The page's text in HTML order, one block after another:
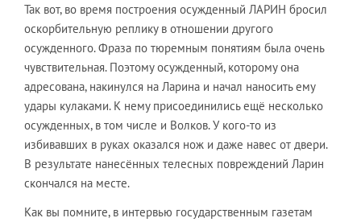
Так вот, во время построения осужденный ЛАРИН бросил
оскорбительную реплику в отношении другого
осужденного. Фраза по тюремным понятиям была очень
чувствительная. Поэтому осужденный, которому она
адресована, накинулся на Ларина и начал наносить ему
удары кулаками. К нему присоединились ещё несколько
осужденных, в том числе и Волков. У кого-то из
избивавших в руках оказался нож и даже навес от двери.
В результате нанесённых телесных повреждений Ларин
скончался на месте.
Как вы помните, в интервью государственным газетам